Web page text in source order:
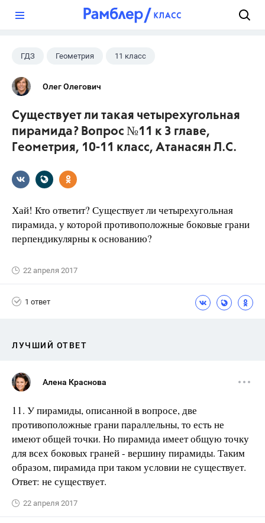
ГДЗ Геометрия 11 класс
10 класс
Олег Олегович
Существует ли такая четырехугольная
пирамида? Вопрос №11 к 3 главе,
Геометрия, 10-11 класс, Атанасян Л.С.
Хай! Кто ответит? Существует ли четырехугольная
пирамида, у которой противоположные боковые грани
перпендикулярны к основанию?
22 апреля 2017
1 ответ
ЛУЧШИЙ ОТВЕТ
Алена Краснова
11. У пирамиды, описанной в вопросе, две
противоположные грани параллельны, то есть не
имеют общей точки. Но пирамида имеет общую точку
для всех боковых граней - вершину пирамиды. Таким
обра­зом, пирамида при таком условии не существует.
Ответ: не существует.
22 апреля 2017